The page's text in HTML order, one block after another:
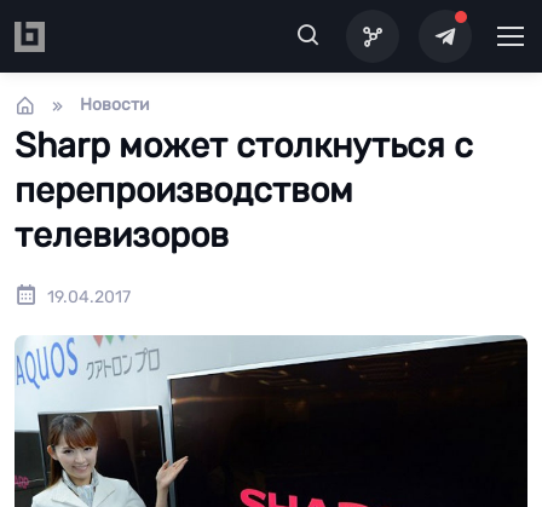
Новости
Sharp может столкнуться с
перепроизводством
телевизоров
19.04.2017